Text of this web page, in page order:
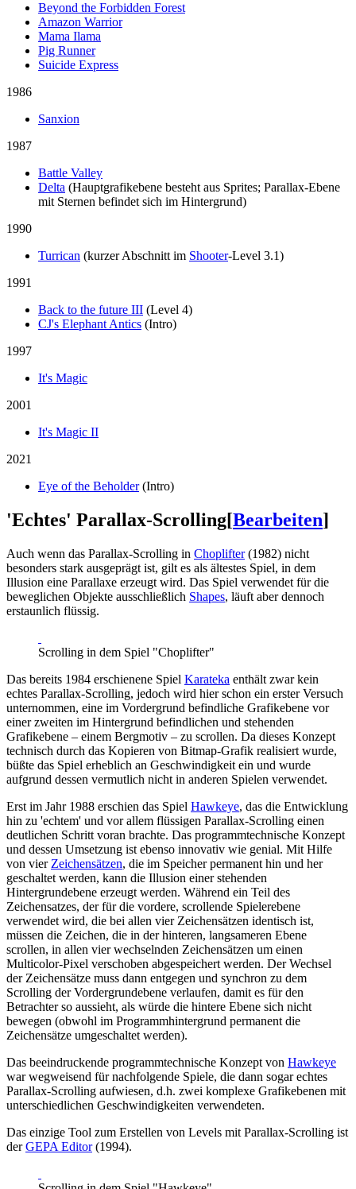
Beyond the Forbidden Forest
Amazon Warrior
Mama Ilama
Pig Runner
Suicide Express
1986
Sanxion
1987
Battle Valley
Delta (Hauptgrafikebene besteht aus Sprites; Parallax-Ebene
mit Sternen befindet sich im Hintergrund)
1990
Turrican (kurzer Abschnitt im Shooter-Level 3.1)
1991
Back to the future III (Level 4)
CJ's Elephant Antics (Intro)
1997
It's Magic
2001
It's Magic II
2021
Eye of the Beholder(Intro)
'Echtes' Parallax-Scrolling[Bearbeiten]
Auch wenn das Parallax-Scrolling in Choplifter(1982) nicht
besonders stark ausgeprägt ist, gilt es als ältestes Spiel, in dem
Illusion eine Parallaxe erzeugt wird. Das Spiel verwendet für die
beweglichen Objekte ausschließlich Shapes, läuft aber dennoch
erstaunlich flüssig.
Scrolling in dem Spiel "Choplifter"
Das bereits 1984 erschienene Spiel Karateka enthält zwar kein
echtes Parallax-Scrolling, jedoch wird hier schon ein erster Versuch
unternommen, eine im Vordergrund befindliche Grafikebene vor
einer zweiten im Hintergrund befindlichen und stehenden
Grafikebene – einem Bergmotiv – zu scrollen. Da dieses Konzept
technisch durch das Kopieren von Bitmap-Grafik realisiert wurde,
büßte das Spiel erheblich an Geschwindigkeit ein und wurde
aufgrund dessen vermutlich nicht in anderen Spielen verwendet.
Erst im Jahr 1988 erschien das Spiel Hawkeye, das die Entwicklung
hin zu 'echtem' und vor allem flüssigen Parallax-Scrolling einen
deutlichen Schritt voran brachte. Das programmtechnische Konzept
und dessen Umsetzung ist ebenso innovativ wie genial. Mit Hilfe
von vier Zeichensätzen, die im Speicher permanent hin und her
geschaltet werden, kann die Illusion einer stehenden
Hintergrundebene erzeugt werden. Während ein Teil des
Zeichensatzes, der für die vordere, scrollende Spielerebene
verwendet wird, die bei allen vier Zeichensätzen identisch ist,
müssen die Zeichen, die in der hinteren, langsameren Ebene
scrollen, in allen vier wechselnden Zeichensätzen um einen
Multicolor-Pixel verschoben abgespeichert werden. Der Wechsel
der Zeichensätze muss dann entgegen und synchron zu dem
Scrolling der Vordergrundebene verlaufen, damit es für den
Betrachter so aussieht, als würde die hintere Ebene sich nicht
bewegen (obwohl im Programmhintergrund permanent die
Zeichensätze umgeschaltet werden).
Das beeindruckende programmtechnische Konzept von Hawkeye
war wegweisend für nachfolgende Spiele, die dann sogar echtes
Parallax-Scrolling aufwiesen, d.h. zwei komplexe Grafikebenen mit
unterschiedlichen Geschwindigkeiten verwendeten.
Das einzige Tool zum Erstellen von Levels mit Parallax-Scrolling ist
derGEPA Editor(1994).